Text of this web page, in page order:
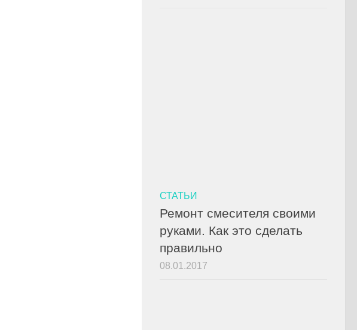
СТАТЬИ
Ремонт смесителя своими
руками. Как это сделать
правильно
08.01.2017